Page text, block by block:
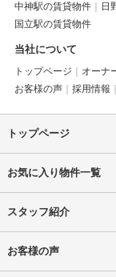
中神駅の賃貸物件
日
国立駅の賃貸物件
当社について
トップページ オーナ
お客様の声
採用情報
トップページ
お気に入り物件一覧
スタッフ紹介
お客様の声